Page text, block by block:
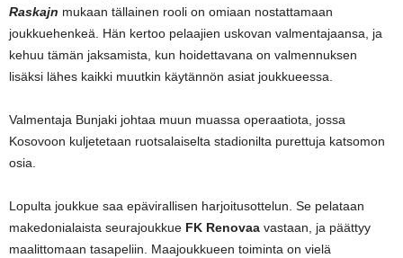
Raskajn mukaan tällainen rooli on omiaan nostattamaan
joukkuehenkeä. Hän kertoo pelaajien uskovan valmentajaansa, ja
kehuu tämän jaksamista, kun hoidettavana on valmennuksen
lisäksi lähes kaikki muutkin käytännön asiat joukkueessa.
Valmentaja Bunjaki johtaa muun muassa operaatiota, jossa
Kosovoon kuljetetaan ruotsalaiselta stadionilta purettuja katsomon
osia.
Lopulta joukkue saa epävirallisen harjoitusottelun. Se pelataan
makedonialaista seurajoukkue FK Renovaa vastaan, ja päättyy
maalittomaan tasapeliin. Maajoukkueen toiminta on vielä